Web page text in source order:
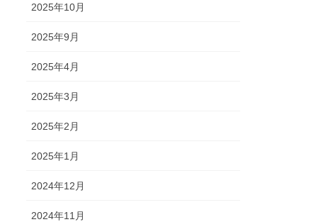
2025年10月
2025年9月
2025年4月
2025年3月
2025年2月
2025年1月
2024年12月
2024年11月